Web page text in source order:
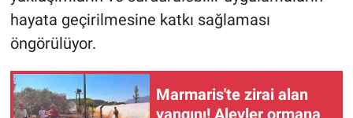
hayata geçirilmesine katkı sağlaması
öngörülüyor.
Marmaris'te zirai alan